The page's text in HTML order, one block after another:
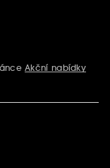
Akční nabídky